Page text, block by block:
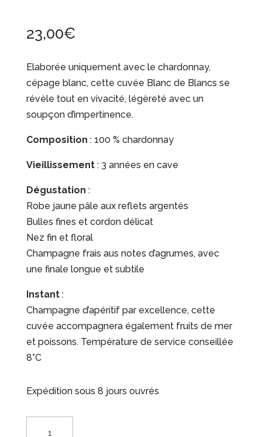
23,00€
Elaborée uniquement avec le chardonnay,
cépage blanc, cette cuvée Blanc de Blancs se
révèle tout en vivacité, légèreté avec un
soupçon d’impertinence.
Composition : 100 % chardonnay
Vieillissement: 3 années en cave
Dégustation :
Robe jaune pâle aux reflets argentés
Bulles fines et cordon délicat
Nez fin et floral
Champagne frais aus notes d’agrumes, avec
une finale longue et subtile
Instant:
Champagne d’apéritif par excellence, cette
cuvée accompagnera également fruits de mer
et poissons. Température de service conseillée
8°C
Expédition sous 8 jours ouvrés